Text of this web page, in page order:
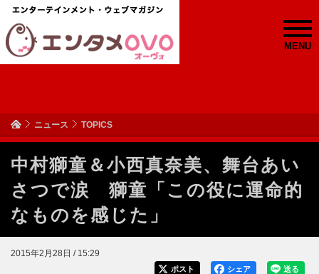
MENU
ニュース TOPICS
中村獅童＆小西真奈美、舞台あい
さつで涙 獅童「この役に運命的
なものを感じた」
2015年2月28日 / 15:29
送る
シェア
ポスト